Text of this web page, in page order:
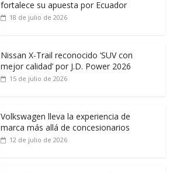
fortalece su apuesta por Ecuador
18 de julio de 2026
Nissan X-Trail reconocido ‘SUV con
mejor calidad’ por J.D. Power 2026
15 de julio de 2026
Volkswagen lleva la experiencia de
marca más allá de concesionarios
12 de julio de 2026